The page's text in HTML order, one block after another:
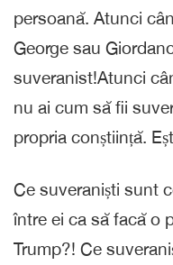
persoană. Atunci
George sau
suveranist!Atunci
nu ai cum să fii
propria conștiință.
Ce suveraniști sunt
între ei ca să facă o
Trump?! Ce